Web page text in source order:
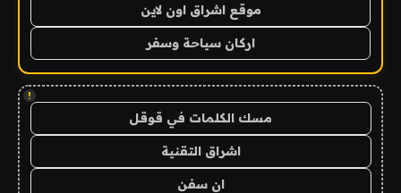
موقع اشراق اون لاين
اركان سياحة وسفر
!
مسك الكلمات في قوقل
اشراق التقنية
ان سفن